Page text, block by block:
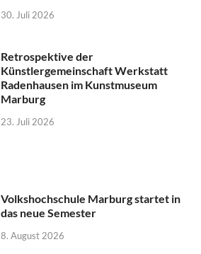
30. Juli 2026
Retrospektive der
Künstlergemeinschaft Werkstatt
Radenhausen im Kunstmuseum
Marburg
23. Juli 2026
Volkshochschule Marburg startet in
das neue Semester
8. August 2026